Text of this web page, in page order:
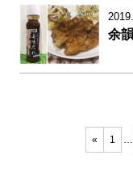
余
« 1 …